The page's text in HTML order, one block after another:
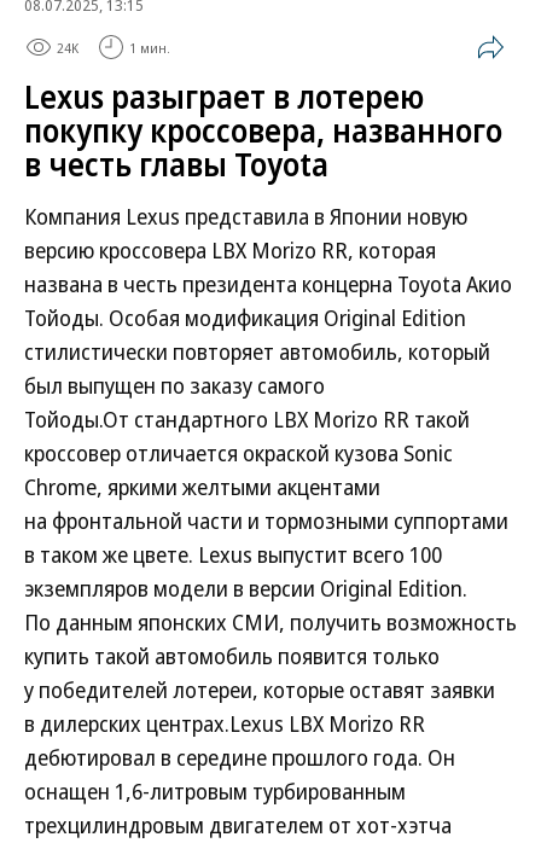
08.07.2025, 13:15
24K 1 мин.
Lexus разыграет в лотерею
покупку кроссовера, названного
в честь главы Toyota
Компания Lexus представила в Японии новую
версию кроссовера LBX Morizo RR, которая
названа в честь президента концерна Toyota Акио
Тойоды. Особая модификация Original Edition
стилистически повторяет автомобиль, который
был выпущен по заказу самого
Тойоды.От стандартного LBX Morizo RR такой
кроссовер отличается окраской кузова Sonic
Chrome, яркими желтыми акцентами
на фронтальной части и тормозными суппортами
в таком же цвете. Lexus выпустит всего 100
экземпляров модели в версии Original Edition.
По данным японских СМИ, получить возможность
купить такой автомобиль появится только
у победителей лотереи, которые оставят заявки
в дилерских центрах.Lexus LBX Morizo RR
дебютировал в середине прошлого года. Он
оснащен 1,6-литровым турбированным
трехцилиндровым двигателем от хот-хэтча